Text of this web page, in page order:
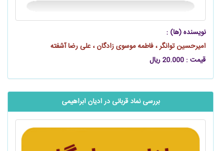
نویسنده (ها) :
امیرحسین توانگر ، فاطمه موسوی زادگان ، علی رضا آشفته
قیمت : 20.000 ریال
بررسی نماد قربانی در ادیان ابراهیمی